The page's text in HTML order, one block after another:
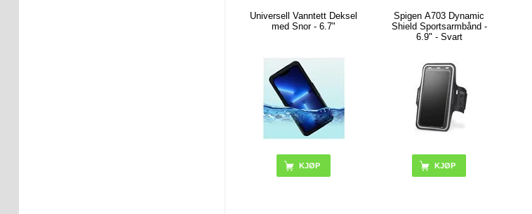
Universell Vanntett Deksel
med Snor - 6.7"
KJØP
Spigen A703 Dynamic
Shield Sportsarmbånd -
6.9" - Svart